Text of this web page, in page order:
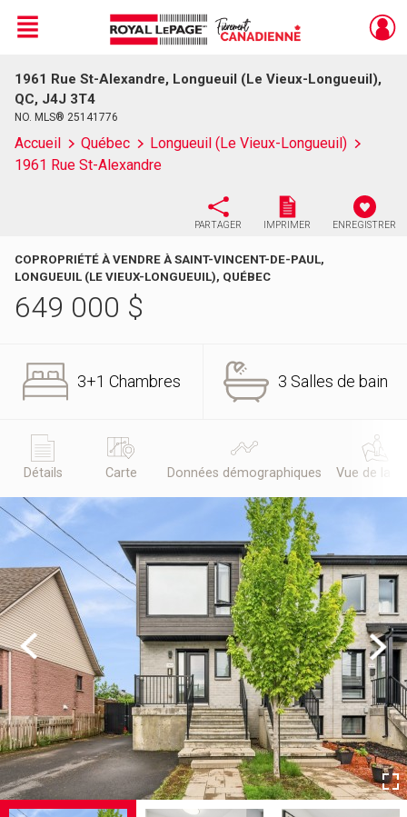
Live
En Direct
Menu
1961 Rue St-Alexandre, Longueuil (Le Vieux-Longueuil),
QC, J4J 3T4
NO. MLS® 25141776
Accueil Québec
Longueuil (Le Vieux-Longueuil)
1961 Rue St-Alexandre
PARTAGER IMPRIMER ENREGISTRER
COPROPRIÉTÉ À VENDRE À SAINT-VINCENT-DE-PAUL,
LONGUEUIL (LE VIEUX-LONGUEUIL), QUÉBEC
649 000 $
3+1 Chambres 3 Salles de bain
Détails Carte Données démographiques Vue de la
Previous Next